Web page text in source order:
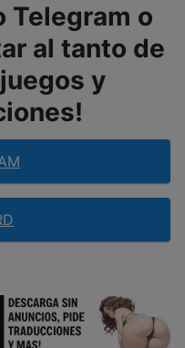
Telegram o
al tanto de
y